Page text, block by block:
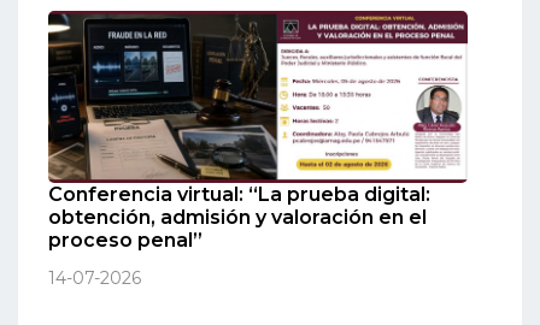
Conferencia virtual: “La prueba digital:
obtención, admisión y valoración en el
proceso penal”
14-07-2026